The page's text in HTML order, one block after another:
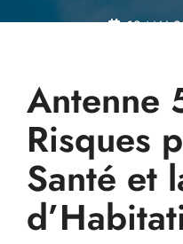
19 MAI
Antenne
Risques
Santé et